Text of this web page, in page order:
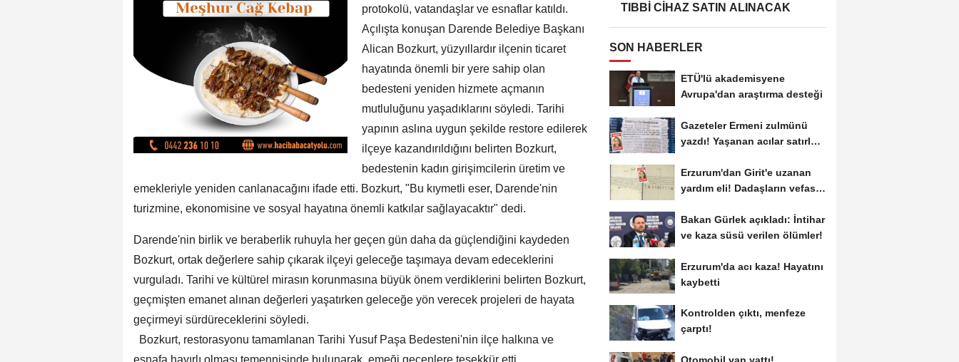
protokolü, vatandaşlar ve esnaflar katıldı.
Açılışta konuşan Darende Belediye Başkanı
Alican Bozkurt, yüzyıllardır ilçenin ticaret
hayatında önemli bir yere sahip olan
bedesteni yeniden hizmete açmanın
mutluluğunu yaşadıklarını söyledi. Tarihi
yapının aslına uygun şekilde restore edilerek
ilçeye kazandırıldığını belirten Bozkurt,
bedestenin kadın girişimcilerin üretim ve
emekleriyle yeniden canlanacağını ifade etti. Bozkurt, "Bu kıymetli eser, Darende'nin
turizmine, ekonomisine ve sosyal hayatına önemli katkılar sağlayacaktır" dedi.
Darende'nin birlik ve beraberlik ruhuyla her geçen gün daha da güçlendiğini kaydeden
Bozkurt, ortak değerlere sahip çıkarak ilçeyi geleceğe taşımaya devam edeceklerini
vurguladı. Tarihi ve kültürel mirasın korunmasına büyük önem verdiklerini belirten Bozkurt,
geçmişten emanet alınan değerleri yaşatırken geleceğe yön verecek projeleri de hayata
geçirmeyi sürdüreceklerini söyledi.
Bozkurt, restorasyonu tamamlanan Tarihi Yusuf Paşa Bedesteni'nin ilçe halkına ve
esnafa hayırlı olması temennisinde bulunarak, emeği geçenlere teşekkür etti.
TIBBİ CİHAZ SATIN ALINACAK
SON HABERLER
ETÜ'lü akademisyene
Avrupa'dan araştırma desteği
Gazeteler Ermeni zulmünü
yazdı! Yaşanan acılar satırlara
Erzurum'dan Girit'e uzanan
yardım eli! Dadaşların vefası
Bakan Gürlek açıkladı: İntihar
ve kaza süsü verilen ölümler!
Erzurum'da acı kaza! Hayatını
kaybetti
Kontrolden çıktı, menfeze
çarptı!